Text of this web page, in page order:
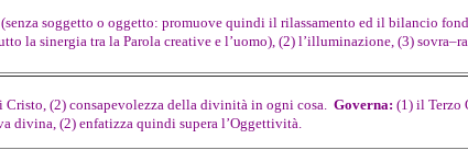
(senza soggetto o oggetto: promuove quindi il rilassamento ed il bilancio
la sinergia tra la Parola creative e l’uomo), (2) l’illuminazione, (3)
Cristo, (2) consapevolezza della divinità in ogni cosa. Governa: (1) il Terzo
divina, (2) enfatizza quindi supera l’Oggettività.